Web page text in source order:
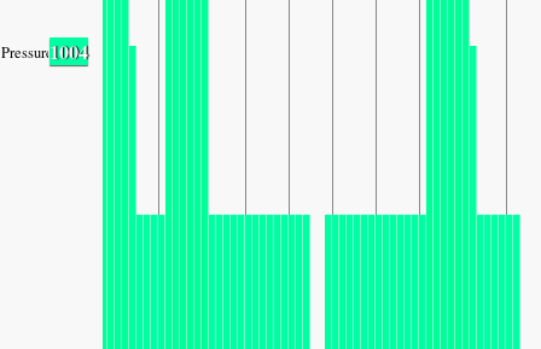
Pressure1004